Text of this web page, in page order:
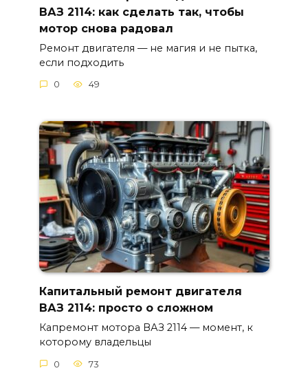
ВАЗ 2114: как сделать так, чтобы
мотор снова радовал
Ремонт двигателя — не магия и не пытка,
если подходить
0 49
Капитальный ремонт двигателя
ВАЗ 2114: просто о сложном
Капремонт мотора ВАЗ 2114 — момент, к
которому владельцы
0 73